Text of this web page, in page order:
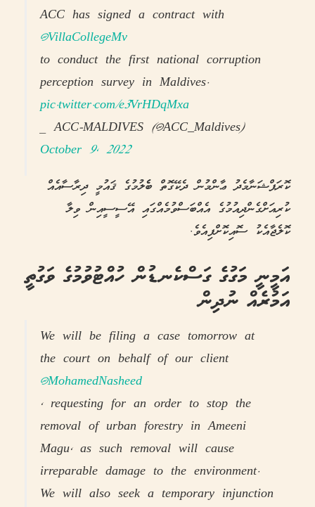
ACC has signed a contract with
@VillaCollegeMv
to conduct the first national corruption
perception survey in Maldives.
pic.twitter.com/e3VrHDqMxa
— ACC-MALDIVES (@ACC_Maldives)
October 9, 2022
ކޮރަޕްޝަނާމެދު ޢާންމުން ދެކޭގޮތް ބެެލުމުގެ ޤައުމީ ދިރާސާއެއް
ކުރިއަށްގެންދިއުމުގެ އެއްބަސްވުމެއްގައި އޭސީސީއިން ވިލާ
ކޮލެޖާއެކު ސޮއިކޮށްފިއެވެ.
އަމީނީ މަގުގެ ގަސްކެނޑުން ހުއްޓުވުމުގެ ވަގުތީ
އަމުރެއް ނުދިން
We will be filing a case tomorrow at
the court on behalf of our client
@MohamedNasheed
, requesting for an order to stop the
removal of urban forestry in Ameeni
Magu, as such removal will cause
irreparable damage to the environment.
We will also seek a temporary injunction